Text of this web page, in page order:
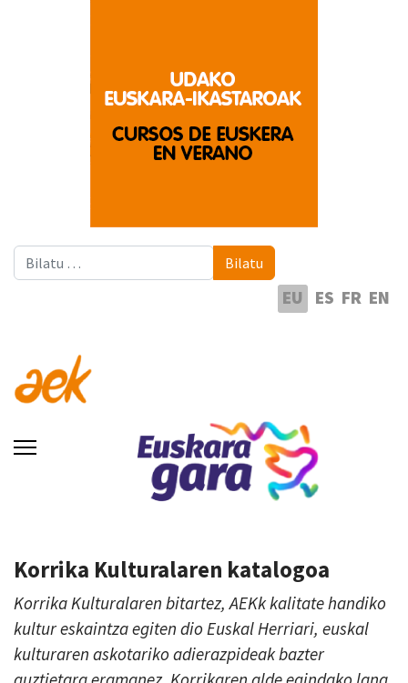
Bilatu Bilatu
EU ES FR EN
Korrika Kulturalaren katalogoa
Korrika Kulturalaren bitartez, AEKk kalitate handiko
kultur eskaintza egiten dio Euskal Herriari, euskal
kulturaren askotariko adierazpideak bazter